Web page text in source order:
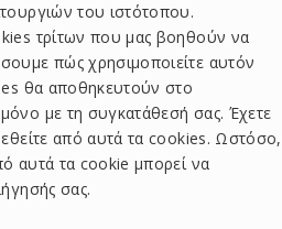
του ιστότοπου.
τρίτων που μας βοηθούν να
πώς χρησιμοποιείτε αυτόν
θα αποθηκευτούν στο
με τη συγκατάθεσή σας. Έχετε
από αυτά τα cookies. Ωστόσο,
αυτά τα cookie μπορεί να
σας.